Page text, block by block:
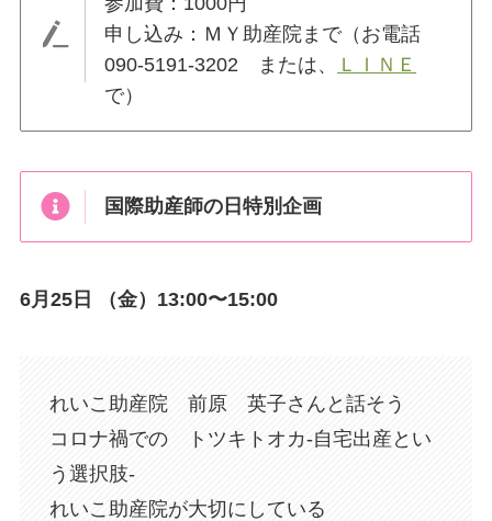
申し込み：ＭＹ助産院まで（お電話
090-5191-3202 または、
ＬＩＮＥ
で）
国際助産師の日特別企画
6月25日 （金）13:00〜15:00
れいこ助産院 前原 英子さんと話そう
コロナ禍での トツキトオカ-自宅出産とい
う選択肢-
れいこ助産院が大切にしている